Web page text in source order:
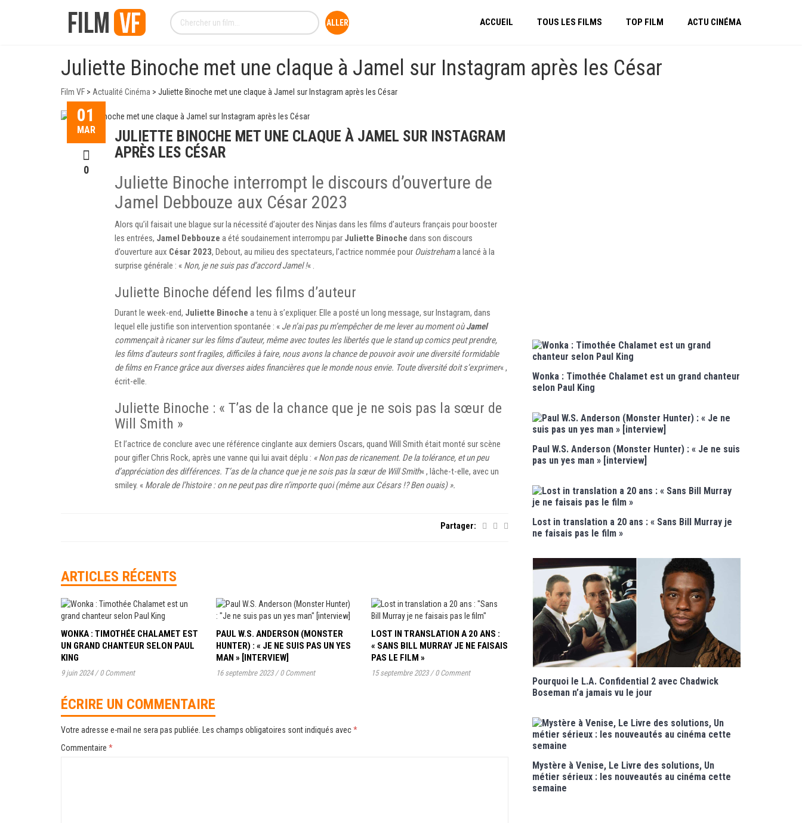
ACCUEIL TOUS LES FILMS TOP FILM ACTU CINÉMA
Juliette Binoche met une claque à Jamel sur Instagram après les César
Film VF > Actualité Cinéma > Juliette Binoche met une claque à Jamel sur Instagram après les César
01
MAR
0
JULIETTE BINOCHE MET UNE CLAQUE À JAMEL SUR INSTAGRAM
APRÈS LES CÉSAR
Juliette Binoche interrompt le discours d’ouverture de
Jamel Debbouze aux César 2023
Alors qu’il faisait une blague sur la nécessité d’ajouter des Ninjas dans les films d’auteurs français pour booster
les entrées, Jamel Debbouze a été soudainement interrompu par Juliette Binoche dans son discours
d’ouverture aux César 2023, Debout, au milieu des spectateurs, l’actrice nommée pour Ouistrehama lancé à la
surprise générale : « Non, je ne suis pas d’accord Jamel !« .
Juliette Binoche défend les films d’auteur
Durant le week-end, Juliette Binoche a tenu à s’expliquer. Elle a posté un long message, sur Instagram, dans
lequel elle justifie son intervention spontanée : « Je n’ai pas pu m’empêcher de me lever au moment oùJamel
commençait à ricaner sur les films d’auteur, même avec toutes les libertés que le stand up comics peut prendre,
les films d’auteurs sont fragiles, difficiles à faire, nous avons la chance de pouvoir avoir une diversité formidable
de films en France grâce aux diverses aides financières que le monde nous envie. Toute diversité doit s’exprimer« ,
écrit-elle.
Juliette Binoche : « T’as de la chance que je ne sois pas la sœur de
Will Smith »
Et l’actrice de conclure avec une référence cinglante aux derniers Oscars, quand Will Smith était monté sur scène
pour gifler Chris Rock, après une vanne qui lui avait déplu : « Non pas de ricanement. De la tolérance, et un peu
d’appréciation des différences. T’as de la chance que je ne sois pas la sœur de Will Smith« , lâche-t-elle, avec un
smiley. « Morale de l’histoire : on ne peut pas dire n’importe quoi (même aux Césars !? Ben ouais) ».
Partager:
ARTICLES RÉCENTS
WONKA : TIMOTHÉE CHALAMET EST
UN GRAND CHANTEUR SELON PAUL
KING
9 juin 2024 / 0 Comment
PAUL W.S. ANDERSON (MONSTER
HUNTER) : « JE NE SUIS PAS UN YES
MAN » [INTERVIEW]
16 septembre 2023 / 0 Comment
LOST IN TRANSLATION A 20 ANS :
« SANS BILL MURRAY JE NE FAISAIS
PAS LE FILM »
15 septembre 2023 / 0 Comment
ÉCRIRE UN COMMENTAIRE
Votre adresse e-mail ne sera pas publiée. Les champs obligatoires sont indiqués avec*
Commentaire *
Wonka : Timothée Chalamet est un grand chanteur
selon Paul King
Paul W.S. Anderson (Monster Hunter) : « Je ne suis
pas un yes man » [interview]
Lost in translation a 20 ans : « Sans Bill Murray je
ne faisais pas le film »
Pourquoi le L.A. Confidential 2 avec Chadwick
Boseman n’a jamais vu le jour
Mystère à Venise, Le Livre des solutions, Un
métier sérieux : les nouveautés au cinéma cette
semaine